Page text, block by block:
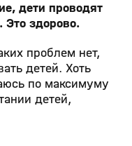
дети проводят
Это здорово.
проблем нет,
детей. Хоть
по максимуму
детей,